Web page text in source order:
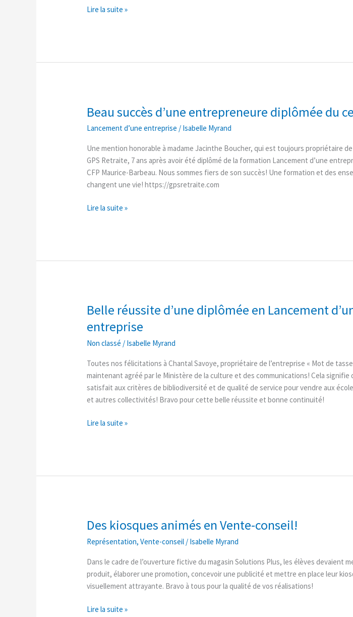
Lire la suite »
Beau succès d’une entrepreneure diplômée du
Lancement d’une entreprise / Isabelle Myrand
Une mention honorable à madame Jacinthe Boucher, qui est toujours propriétaire
GPS Retraite, 7 ans après avoir été diplômé de la formation Lancement d’une
CFP Maurice-Barbeau. Nous sommes fiers de son succès! Une formation et des
changent une vie! https://gpsretraite.com
Beau
d’une
entrepreneure
diplômée
du
centre!
Lire la suite »
Belle réussite d’une diplômée en Lancement
entreprise
Non classé / Isabelle Myrand
Toutes nos félicitations à Chantal Savoye, propriétaire de l’entreprise « Mot de
maintenant agréé par le Ministère de la culture et des communications! Cela signifie
satisfait aux critères de bibliodiversité et de qualité de service pour vendre aux
et autres collectivités! Bravo pour cette belle réussite et bonne continuité!
Belle
d’une
diplômée
Lancement
d’une
entreprise
Lire la suite »
Des kiosques animés en Vente-conseil!
Représentation,Vente-conseil / Isabelle Myrand
Dans le cadre de l’ouverture fictive du magasin Solutions Plus, les élèves devaient
produit, élaborer une promotion, concevoir une publicité et mettre en place leur
visuellement attrayante. Bravo à tous pour la qualité de vos réalisations!
Des
animés
en
Vente-
conseil!
Lire la suite »